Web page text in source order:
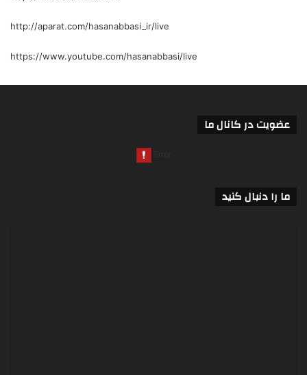
http://aparat.com/hasanabbasi_ir/live
https://www.youtube.com/hasanabbasi/live
عضویت در کانال ما
ما را دنبال کنید